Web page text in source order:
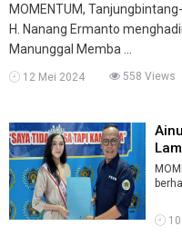
MOMENTUM,
H. Nanang Ermanto
Manunggal Memba ...
12 Mei 2024 558 Views
...
10